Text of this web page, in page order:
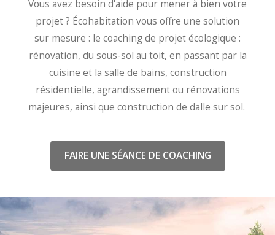
Vous avez besoin d'aide pour mener à bien votre
projet ? Écohabitation vous offre une solution
sur mesure : le coaching de projet écologique :
rénovation, du sous-sol au toit, en passant par la
cuisine et la salle de bains, construction
résidentielle, agrandissement ou rénovations
majeures, ainsi que construction de dalle sur sol.
FAIRE UNE SÉANCE DE COACHING